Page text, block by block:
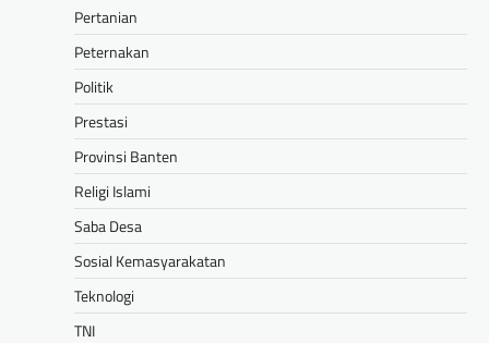
Pertanian
Peternakan
Politik
Prestasi
Provinsi Banten
Religi Islami
Saba Desa
Sosial Kemasyarakatan
Teknologi
TNI